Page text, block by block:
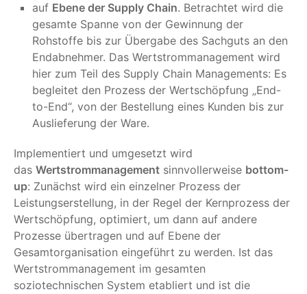
auf Ebene der Supply Chain. Betrachtet wird die
gesamte Spanne von der Gewinnung der
Rohstoffe bis zur Übergabe des Sachguts an den
Endabnehmer. Das Wertstrommanagement wird
hier zum Teil des Supply Chain Managements: Es
begleitet den Prozess der Wertschöpfung „End-
to-End“, von der Bestellung eines Kunden bis zur
Auslieferung der Ware.
Implementiert und umgesetzt wird
das Wertstrommanagement sinnvollerweise bottom-
up: Zunächst wird ein einzelner Prozess der
Leistungserstellung, in der Regel der Kernprozess der
Wertschöpfung, optimiert, um dann auf andere
Prozesse übertragen und auf Ebene der
Gesamtorganisation eingeführt zu werden. Ist das
Wertstrommanagement im gesamten
soziotechnischen System etabliert und ist die